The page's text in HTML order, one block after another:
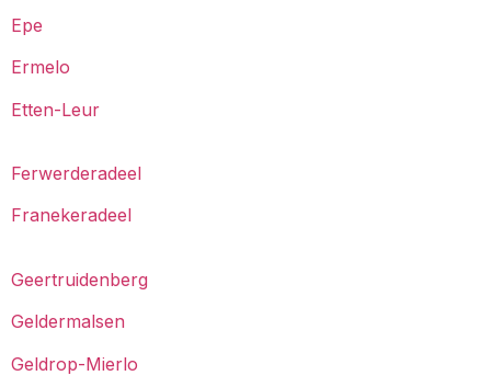
Epe
Ermelo
Etten-Leur
Ferwerderadeel
Franekeradeel
Geertruidenberg
Geldermalsen
Geldrop-Mierlo